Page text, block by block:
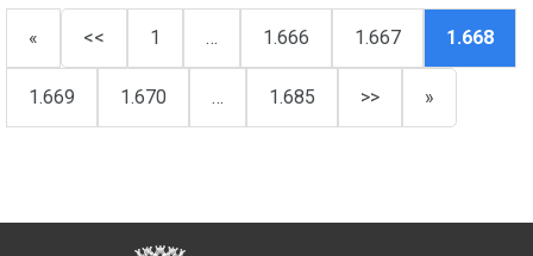
« << 1 … 1.666 1.667 1.668
1.669 1.670 … 1.685 >> »